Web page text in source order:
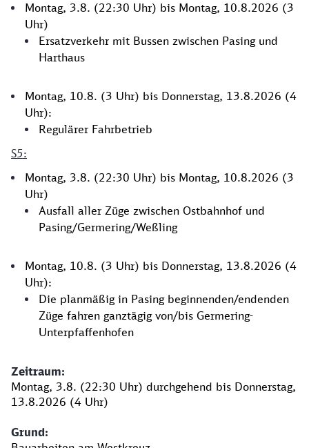
Montag, 3.8. (22:30 Uhr) bis Montag, 10.8.2026 (3
Uhr)
Ersatzverkehr mit Bussen zwischen Pasing und
Harthaus
Montag, 10.8. (3 Uhr) bis Donnerstag, 13.8.2026 (4
Uhr):
Regulärer Fahrbetrieb
S5:
Montag, 3.8. (22:30 Uhr) bis Montag, 10.8.2026 (3
Uhr)
Ausfall aller Züge zwischen Ostbahnhof und
Pasing/Germering/Weßling
Montag, 10.8. (3 Uhr) bis Donnerstag, 13.8.2026 (4
Uhr):
Die planmäßig in Pasing beginnenden/endenden
Züge fahren ganztägig von/bis Germering-
Unterpfaffenhofen
​​​​​​​Zeitraum:
Montag, 3.8. (22:30 Uhr) durchgehend bis Donnerstag,
13.8.2026 (4 Uhr)
Grund: